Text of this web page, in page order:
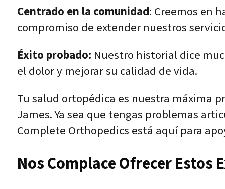
Centrado en la comunidad: Creemos en
compromiso de extender nuestros
Éxito probado: Nuestro historial dice
el dolor y mejorar su calidad de vida.
Tu salud ortopédica es nuestra máxima
James. Ya sea que tengas problemas
Complete Orthopedics está aquí para
Nos Complace Ofrecer